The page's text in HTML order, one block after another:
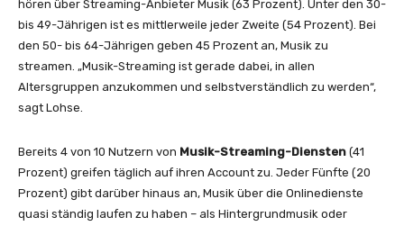
hören über Streaming-Anbieter Musik (63 Prozent). Unter den 30-
bis 49-Jährigen ist es mittlerweile jeder Zweite (54 Prozent). Bei
den 50- bis 64-Jährigen geben 45 Prozent an, Musik zu
streamen. „Musik-Streaming ist gerade dabei, in allen
Altersgruppen anzukommen und selbstverständlich zu werden“,
sagt Lohse.
Bereits 4 von 10 Nutzern von Musik-Streaming-Diensten (41
Prozent) greifen täglich auf ihren Account zu. Jeder Fünfte (20
Prozent) gibt darüber hinaus an, Musik über die Onlinedienste
quasi ständig laufen zu haben – als Hintergrundmusik oder